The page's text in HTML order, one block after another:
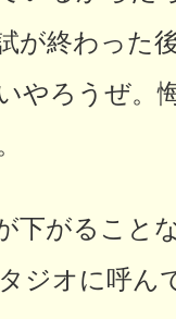
が終わった
やろうぜ。
下がること
ジオに呼ん